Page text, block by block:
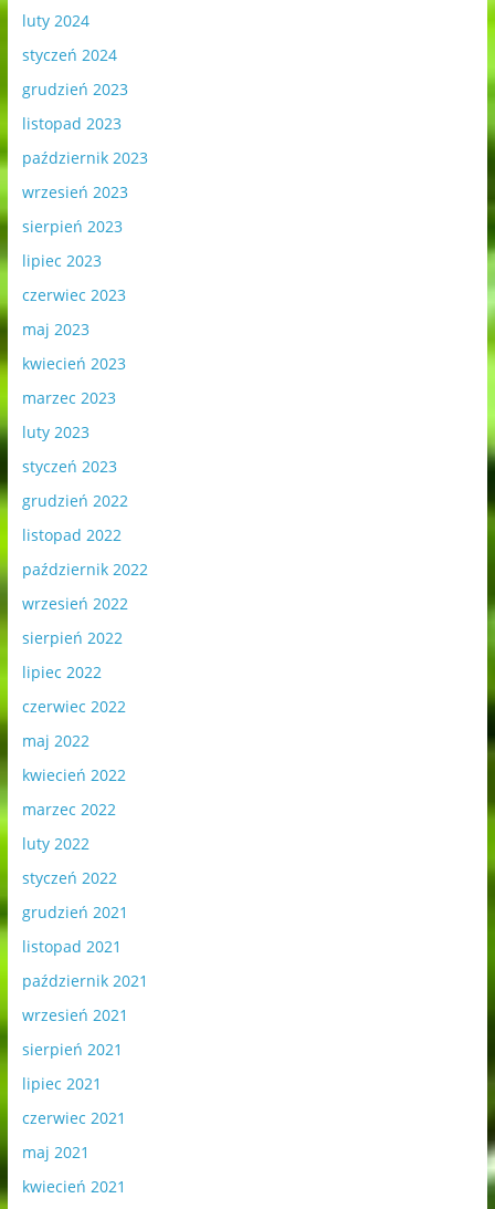
luty 2024
styczeń 2024
grudzień 2023
listopad 2023
październik 2023
wrzesień 2023
sierpień 2023
lipiec 2023
czerwiec 2023
maj 2023
kwiecień 2023
marzec 2023
luty 2023
styczeń 2023
grudzień 2022
listopad 2022
październik 2022
wrzesień 2022
sierpień 2022
lipiec 2022
czerwiec 2022
maj 2022
kwiecień 2022
marzec 2022
luty 2022
styczeń 2022
grudzień 2021
listopad 2021
październik 2021
wrzesień 2021
sierpień 2021
lipiec 2021
czerwiec 2021
maj 2021
kwiecień 2021